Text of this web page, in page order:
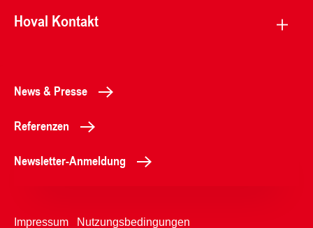
Hoval Kontakt
News & Presse
Referenzen
Newsletter-Anmeldung
Impressum Nutzungsbedingungen